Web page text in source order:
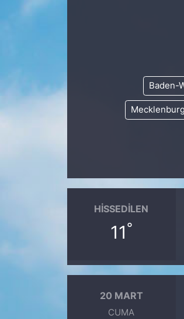
Baden-
HISSEDILEN
11°
20 MART
CUMA